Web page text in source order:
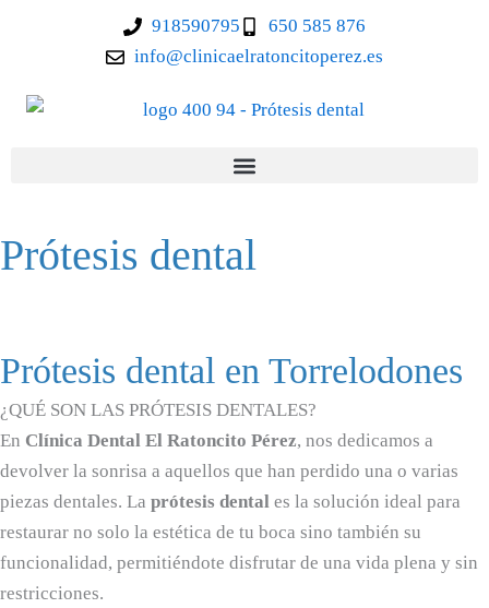
918590795
650 585 876
info@clinicaelratoncitoperez.es
Prótesis dental
Prótesis dental en Torrelodones
¿QUÉ SON LAS PRÓTESIS DENTALES?
En Clínica Dental El Ratoncito Pérez, nos dedicamos a
devolver la sonrisa a aquellos que han perdido una o varias
piezas dentales. La prótesis dental es la solución ideal para
restaurar no solo la estética de tu boca sino también su
funcionalidad, permitiéndote disfrutar de una vida plena y sin
restricciones.